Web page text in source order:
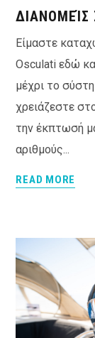
ΔΙΑΝΟΜΕΊΣ
Είμαστε
Osculati εδώ
μέχρι το
χρειάζεστε
την έκπτωσή
αριθμούς...
READ MORE